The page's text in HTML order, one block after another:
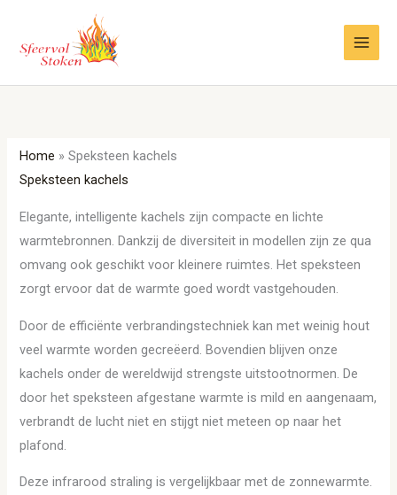
inhoud
Home »Speksteen kachels
Speksteen kachels
Elegante, intelligente kachels zijn compacte en lichte
warmtebronnen. Dankzij de diversiteit in modellen zijn ze qua
omvang ook geschikt voor kleinere ruimtes. Het speksteen
zorgt ervoor dat de warmte goed wordt vastgehouden.
Door de efficiënte verbrandingstechniek kan met weinig hout
veel warmte worden gecreëerd. Bovendien blijven onze
kachels onder de wereldwijd strengste uitstootnormen. De
door het speksteen afgestane warmte is mild en aangenaam,
verbrandt de lucht niet en stijgt niet meteen op naar het
plafond.
Deze infrarood straling is vergelijkbaar met de zonnewarmte.